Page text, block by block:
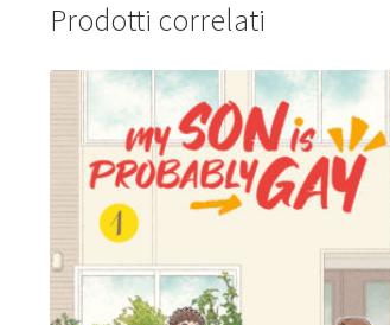
Prodotti correlati